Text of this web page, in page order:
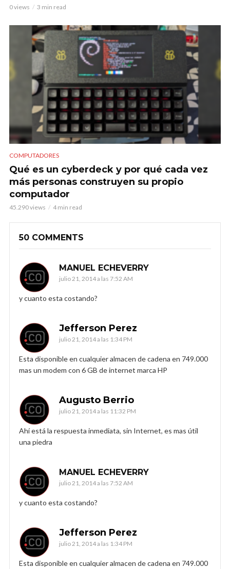
0 views 3 min read
COMPUTADORES
Qué es un cyberdeck y por qué cada vez
más personas construyen su propio
computador
45.290 views 4 min read
50 COMMENTS
MANUEL ECHEVERRY
julio 21, 2014 a las 7:52 AM
y cuanto esta costando?
Jefferson Perez
julio 21, 2014 a las 1:34 PM
Esta disponible en cualquier almacen de cadena en 749.000
mas un modem con 6 GB de internet marca HP
Augusto Berrio
julio 21, 2014 a las 11:32 PM
Ahí está la respuesta inmediata, sin Internet, es mas útil
una piedra
MANUEL ECHEVERRY
julio 21, 2014 a las 7:52 AM
y cuanto esta costando?
Jefferson Perez
julio 21, 2014 a las 1:34 PM
Esta disponible en cualquier almacen de cadena en 749.000